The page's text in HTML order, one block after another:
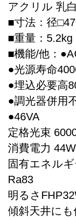
アクリル 乳
■寸法：径
■重量：5.2kg
■機能/他：
●光源寿命
●埋込必要高
●調光器併用
●46VA
定格光束
消費電力 44W
固有エネル
Ra83
明るさ
傾斜天井にも